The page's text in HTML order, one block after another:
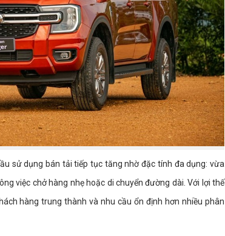
sử dụng bán tải tiếp tục tăng nhờ đặc tính đa dụng: vừa
việc chở hàng nhẹ hoặc di chuyển đường dài. Với lợi thế
hàng trung thành và nhu cầu ổn định hơn nhiều phân